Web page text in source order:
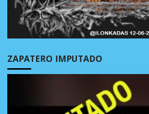
ZAPATERO IMPUTADO